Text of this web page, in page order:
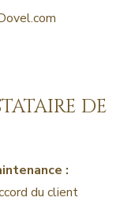
DE
:
du client